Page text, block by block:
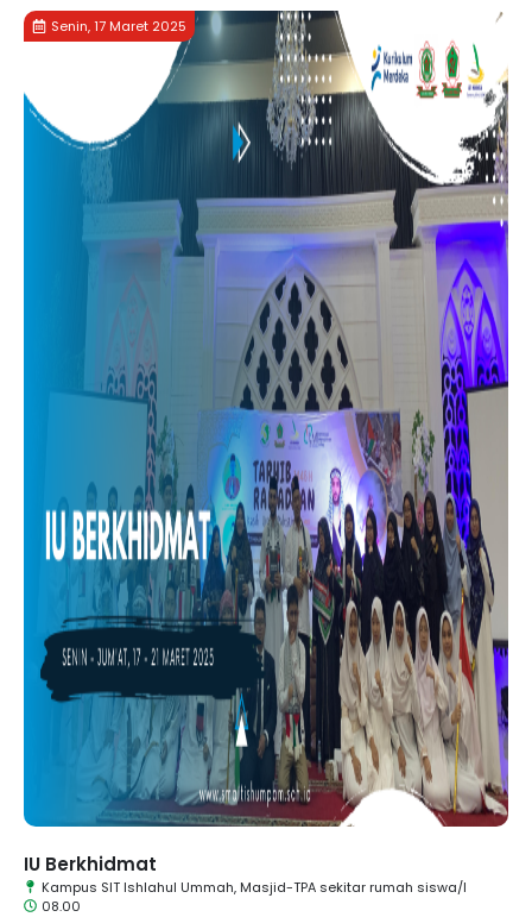
Senin, 17 Maret 2025
IU Berkhidmat
Kampus SIT Ishlahul Ummah, Masjid-TPA sekitar rumah siswa/I
08.00